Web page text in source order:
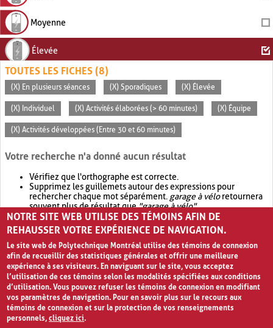
Moyenne
Élevée
TOUTES LES FICHES (8)
(X) En plusieurs séances (X) Sporadiques (X) Élevée
(X) Individuel (X) Activités élaborées (> 60 minutes) (X) Équipe
(X) Activités développées (Entre 30 et 60 minutes)
Votre recherche n'a donné aucun résultat
Vérifiez que l'orthographe est correcte.
Supprimez les guillemets autour des expressions pour
rechercher chaque mot séparément. garage à véloretournera
souvent plus de résultat que"garage à vélo".
Envisagez d'élargir votre recherche avec OR.garage OR vélo
retournera souvent plus de résultat quegarage à vélo
NOTRE SITE WEB UTILISE DES TÉMOINS AFIN DE
REHAUSSER VOTRE EXPÉRIENCE DE NAVIGATION.
Le site web de Polytechnique Montréal utilise des témoins de connexion
afin de recueillir des statistiques générales et offrir une meilleure
expérience à ses visiteurs. En naviguant sur le site, vous acceptez
l’utilisation de ces témoins selon les modalités spécifiées aux conditions
d’utilisation. Vous pouvez refuser les témoins de connexion en modifiant
vos paramètres de navigation. Pour en savoir plus sur le recours aux
témoins de connexion et sur la protection de vos renseignements
personnels,cliquez ici.